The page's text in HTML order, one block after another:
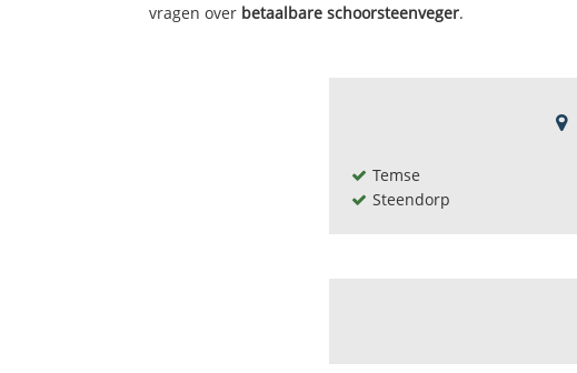
vragen over betaalbare schoorsteenveger.
Temse
Steendorp